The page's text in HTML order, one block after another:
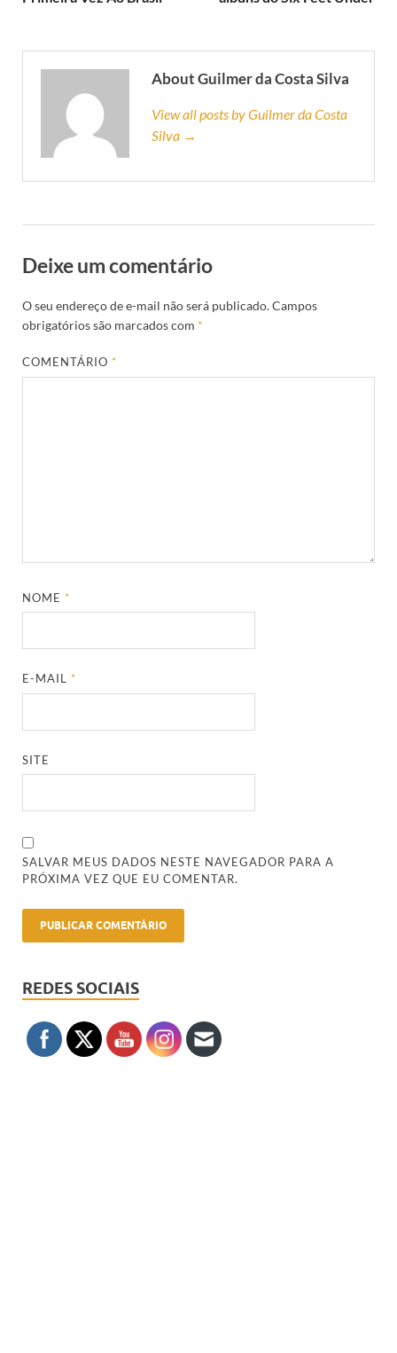
About Guilmer da Costa Silva
View all posts by Guilmer da Costa
Silva →
Deixe um comentário
O seu endereço de e-mail não será publicado.Campos
obrigatórios são marcados com *
COMENTÁRIO*
NOME*
E-MAIL*
SITE
SALVAR MEUS DADOS NESTE NAVEGADOR PARA A
PRÓXIMA VEZ QUE EU COMENTAR.
REDES SOCIAIS